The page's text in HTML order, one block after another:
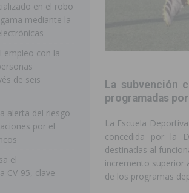
] Orihuela cumple los objetivos de ‘Refluye Mi
]
Orihuela organiza un concierto sinfónico de la
Club
La subvención
programadas
La Escuela
concedida por la
destinadas al
incremento superior
de los programas
en el robo
mediante la
empleo con la
de seis
alerta del riesgo
por el
el
CV-95, clave